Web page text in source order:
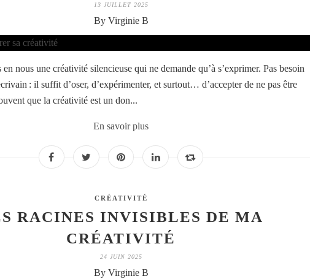
13 JUILLET 2025
By Virginie B
nous une créativité silencieuse qui ne demande qu’à s’exprimer. Pas besoin
: il suffit d’oser, d’expérimenter, et surtout… d’accepter de ne pas être
que la créativité est un don...
En savoir plus
CRÉATIVITÉ
RACINES INVISIBLES DE MA
CRÉATIVITÉ
24 JUIN 2025
By Virginie B